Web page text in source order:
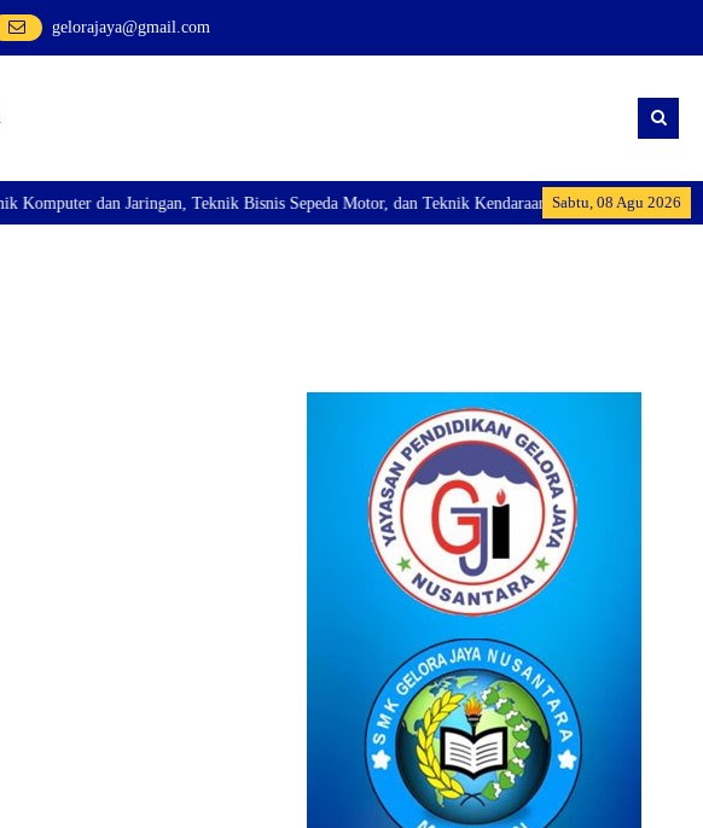
gelorajaya@gmail.com
Sabtu, 08 Agu 2026
dan Jaringan, Teknik Bisnis Sepeda Motor, dan Teknik Kendaraan Ringan Dan membuka